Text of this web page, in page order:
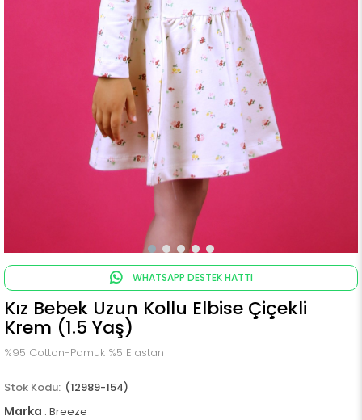
WHATSAPP DESTEK HATTI
Kız Bebek Uzun Kollu Elbise Çiçekli
Krem (1.5 Yaş)
%95 Cotton-Pamuk %5 Elastan
(12989-154)
Marka : Breeze